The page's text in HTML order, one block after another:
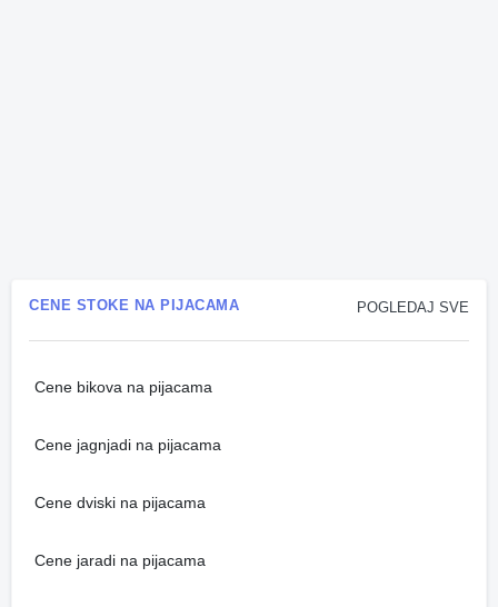
POGLEDAJ SVE
CENE STOKE NA PIJACAMA
Cene bikova na pijacama
Cene jagnjadi na pijacama
Cene dviski na pijacama
Cene jaradi na pijacama